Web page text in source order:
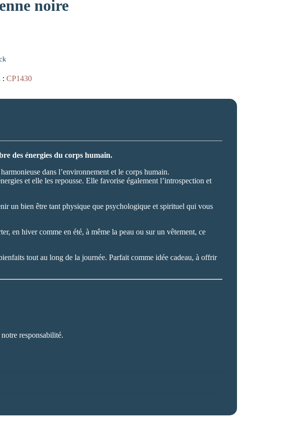
noire
: CP1430
des énergies du corps humain.
dans l’environnement et le corps humain.
et elle les repousse. Elle favorise également l’introspection et
un bien être tant physique que psychologique et spirituel qui vous
en hiver comme en été, à même la peau ou sur un vêtement, ce
tout au long de la journée. Parfait comme idée cadeau, à offrir
responsabilité.